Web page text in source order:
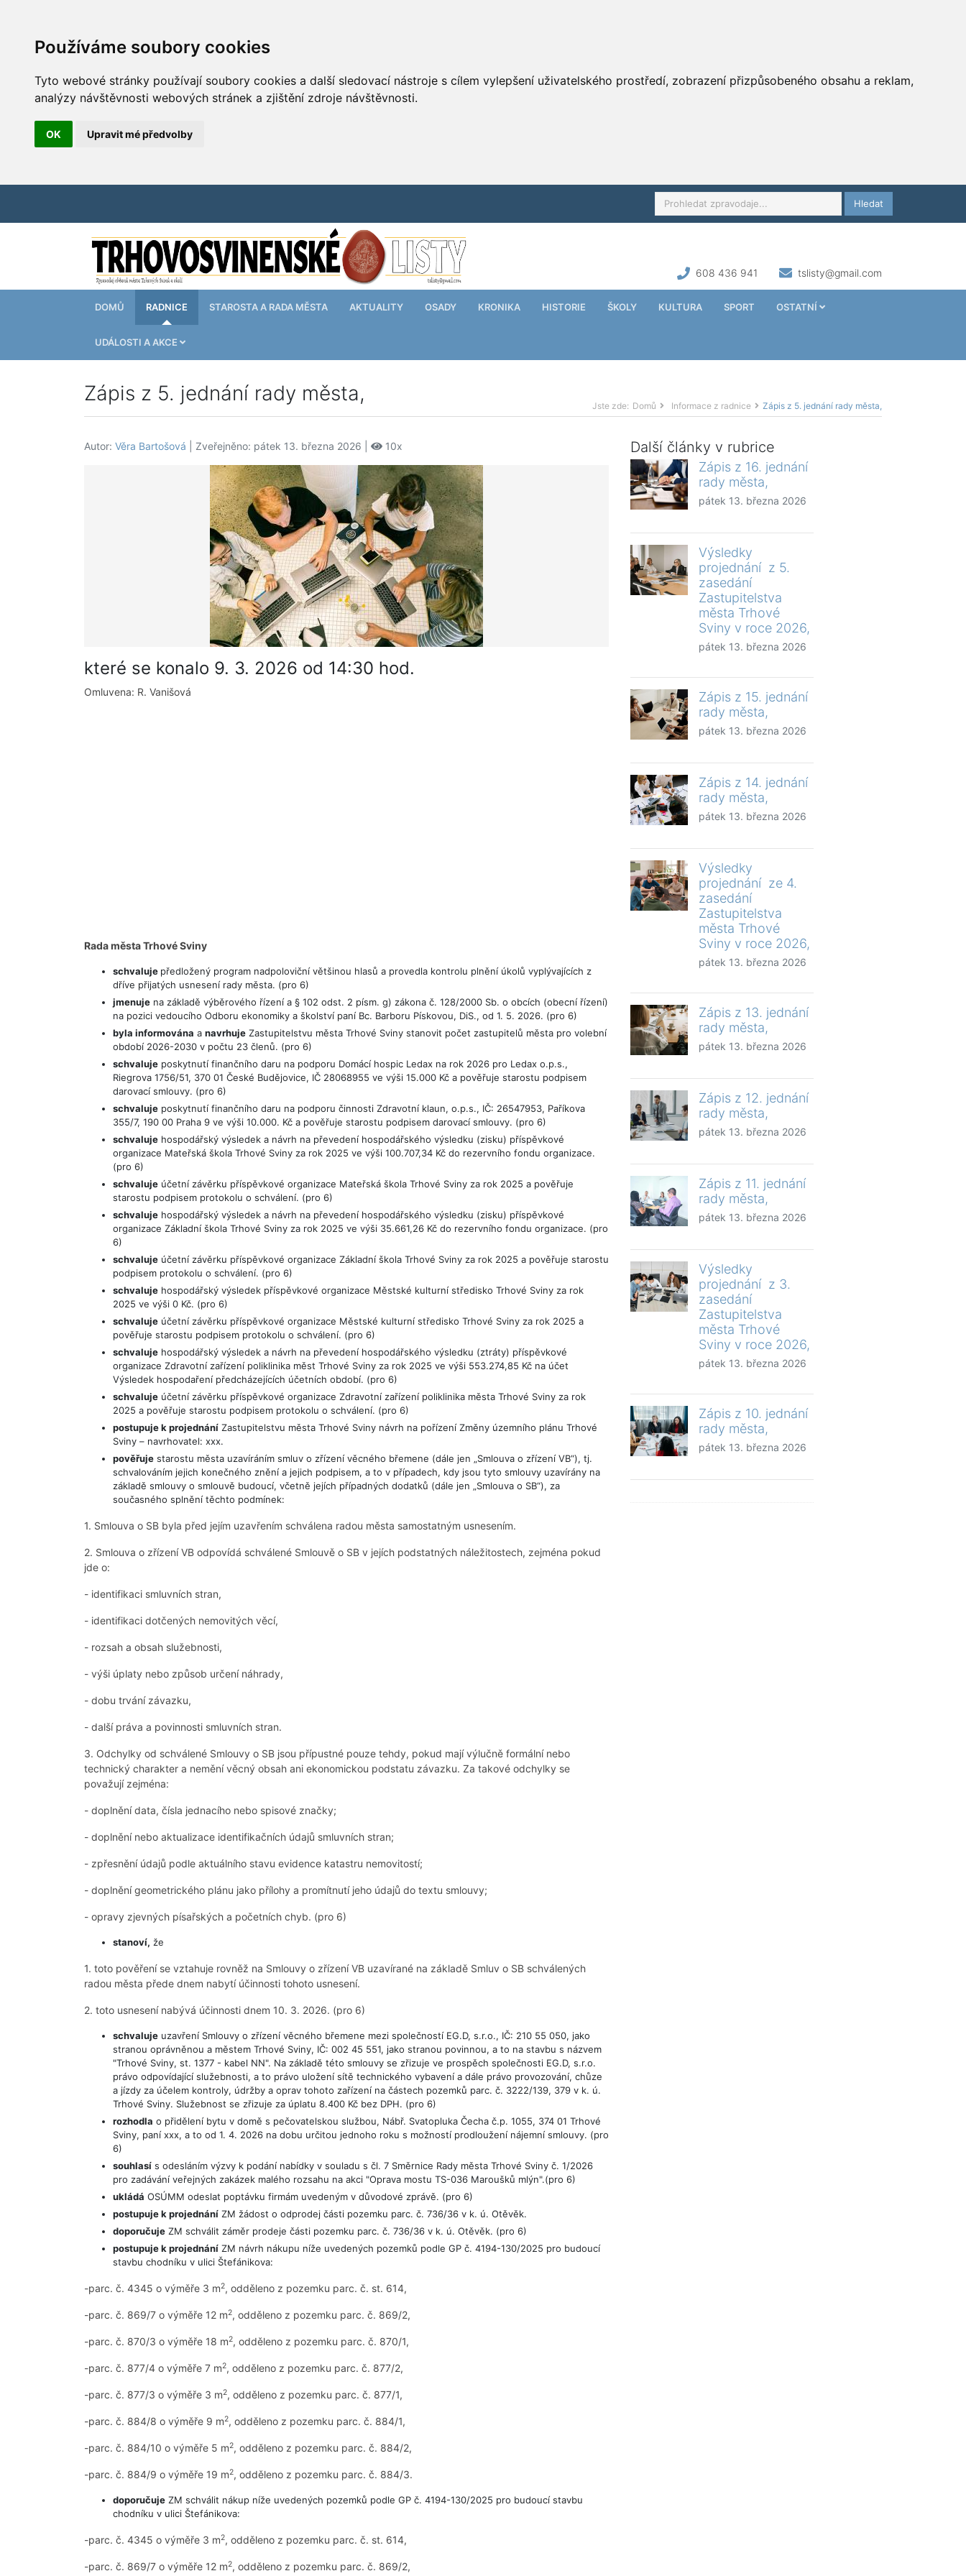
Používáme soubory cookies
Tyto webové stránky používají soubory cookies a další sledovací nástroje s cílem vylepšení uživatelského prostředí, zobrazení přizpůsobeného obsahu a reklam,
analýzy návštěvnosti webových stránek a zjištění zdroje návštěvnosti.
OK Upravit mé předvolby
Hledat
608 436 941 tslisty@gmail.com
DOMŮ RADNICE STAROSTA A RADA MĚSTA AKTUALITY OSADY KRONIKA HISTORIE ŠKOLY KULTURA SPORT OSTATNÍ
UDÁLOSTI A AKCE
Zápis z 5. jednání rady města,
Jste zde: Domů Informace z radnice Zápis z 5. jednání rady města,
Autor: Věra Bartošová | Zveřejněno: pátek 13. března 2026 | 10x
které se konalo 9. 3. 2026 od 14:30 hod.
Omluvena: R. Vanišová
Rada města Trhové Sviny
schvaluje předložený program nadpoloviční většinou hlasů a provedla kontrolu plnění úkolů vyplývajících z
dříve přijatých usnesení rady města. (pro 6)
jmenuje na základě výběrového řízení a § 102 odst. 2 písm. g) zákona č. 128/2000 Sb. o obcích (obecní řízení)
na pozici vedoucího Odboru ekonomiky a školství paní Bc. Barboru Pískovou, DiS., od 1. 5. 2026. (pro 6)
byla informována a navrhuje Zastupitelstvu města Trhové Sviny stanovit počet zastupitelů města pro volební
období 2026-2030 v počtu 23 členů. (pro 6)
schvaluje poskytnutí finančního daru na podporu Domácí hospic Ledax na rok 2026 pro Ledax o.p.s.,
Riegrova 1756/51, 370 01 České Budějovice, IČ 28068955 ve výši 15.000 Kč a pověřuje starostu podpisem
darovací smlouvy. (pro 6)
schvaluje poskytnutí finančního daru na podporu činnosti Zdravotní klaun, o.p.s., IČ: 26547953, Paříkova
355/7, 190 00 Praha 9 ve výši 10.000. Kč a pověřuje starostu podpisem darovací smlouvy. (pro 6)
schvaluje hospodářský výsledek a návrh na převedení hospodářského výsledku (zisku) příspěvkové
organizace Mateřská škola Trhové Sviny za rok 2025 ve výši 100.707,34 Kč do rezervního fondu organizace.
(pro 6)
schvaluje účetní závěrku příspěvkové organizace Mateřská škola Trhové Sviny za rok 2025 a pověřuje
starostu podpisem protokolu o schválení. (pro 6)
schvaluje hospodářský výsledek a návrh na převedení hospodářského výsledku (zisku) příspěvkové
organizace Základní škola Trhové Sviny za rok 2025 ve výši 35.661,26 Kč do rezervního fondu organizace. (pro
6)
schvaluje účetní závěrku příspěvkové organizace Základní škola Trhové Sviny za rok 2025 a pověřuje starostu
podpisem protokolu o schválení. (pro 6)
schvaluje hospodářský výsledek příspěvkové organizace Městské kulturní středisko Trhové Sviny za rok
2025 ve výši 0 Kč. (pro 6)
schvaluje účetní závěrku příspěvkové organizace Městské kulturní středisko Trhové Sviny za rok 2025 a
pověřuje starostu podpisem protokolu o schválení. (pro 6)
schvaluje hospodářský výsledek a návrh na převedení hospodářského výsledku (ztráty) příspěvkové
organizace Zdravotní zařízení poliklinika měst Trhové Sviny za rok 2025 ve výši 553.274,85 Kč na účet
Výsledek hospodaření předcházejících účetních období. (pro 6)
schvaluje účetní závěrku příspěvkové organizace Zdravotní zařízení poliklinika města Trhové Sviny za rok
2025 a pověřuje starostu podpisem protokolu o schválení. (pro 6)
postupuje k projednání Zastupitelstvu města Trhové Sviny návrh na pořízení Změny územního plánu Trhové
Sviny – navrhovatel: xxx.
pověřuje starostu města uzavíráním smluv o zřízení věcného břemene (dále jen „Smlouva o zřízení VB“), tj.
schvalováním jejich konečného znění a jejich podpisem, a to v případech, kdy jsou tyto smlouvy uzavírány na
základě smlouvy o smlouvě budoucí, včetně jejích případných dodatků (dále jen „Smlouva o SB“), za
současného splnění těchto podmínek:
1. Smlouva o SB byla před jejím uzavřením schválena radou města samostatným usnesením.
2. Smlouva o zřízení VB odpovídá schválené Smlouvě o SB v jejích podstatných náležitostech, zejména pokud
jde o:
- identifikaci smluvních stran,
- identifikaci dotčených nemovitých věcí,
- rozsah a obsah služebnosti,
- výši úplaty nebo způsob určení náhrady,
- dobu trvání závazku,
- další práva a povinnosti smluvních stran.
3. Odchylky od schválené Smlouvy o SB jsou přípustné pouze tehdy, pokud mají výlučně formální nebo
technický charakter a nemění věcný obsah ani ekonomickou podstatu závazku. Za takové odchylky se
považují zejména:
- doplnění data, čísla jednacího nebo spisové značky;
- doplnění nebo aktualizace identifikačních údajů smluvních stran;
- zpřesnění údajů podle aktuálního stavu evidence katastru nemovitostí;
- doplnění geometrického plánu jako přílohy a promítnutí jeho údajů do textu smlouvy;
- opravy zjevných písařských a početních chyb. (pro 6)
stanoví, že
1. toto pověření se vztahuje rovněž na Smlouvy o zřízení VB uzavírané na základě Smluv o SB schválených
radou města přede dnem nabytí účinnosti tohoto usnesení.
2. toto usnesení nabývá účinnosti dnem 10. 3. 2026. (pro 6)
schvaluje uzavření Smlouvy o zřízení věcného břemene mezi společností EG.D, s.r.o., IČ: 210 55 050, jako
stranou oprávněnou a městem Trhové Sviny, IČ: 002 45 551, jako stranou povinnou, a to na stavbu s názvem
"Trhové Sviny, st. 1377 - kabel NN". Na základě této smlouvy se zřizuje ve prospěch společnosti EG.D, s.r.o.
právo odpovídající služebnosti, a to právo uložení sítě technického vybavení a dále právo provozování, chůze
a jízdy za účelem kontroly, údržby a oprav tohoto zařízení na částech pozemků parc. č. 3222/139, 379 v k. ú.
Trhové Sviny. Služebnost se zřizuje za úplatu 8.400 Kč bez DPH. (pro 6)
rozhodla o přidělení bytu v domě s pečovatelskou službou, Nábř. Svatopluka Čecha č.p. 1055, 374 01 Trhové
Sviny, paní xxx, a to od 1. 4. 2026 na dobu určitou jednoho roku s možností prodloužení nájemní smlouvy. (pro
6)
souhlasí s odesláním výzvy k podání nabídky v souladu s čl. 7 Směrnice Rady města Trhové Sviny č. 1/2026
pro zadávání veřejných zakázek malého rozsahu na akci "Oprava mostu TS-036 Maroušků mlýn".(pro 6)
ukládá OSÚMM odeslat poptávku firmám uvedeným v důvodové zprávě. (pro 6)
postupuje k projednání ZM žádost o odprodej části pozemku parc. č. 736/36 v k. ú. Otěvěk.
doporučuje ZM schválit záměr prodeje části pozemku parc. č. 736/36 v k. ú. Otěvěk. (pro 6)
postupuje k projednání ZM návrh nákupu níže uvedených pozemků podle GP č. 4194-130/2025 pro budoucí
stavbu chodníku v ulici Štefánikova:
-parc. č. 4345 o výměře 3 m2, odděleno z pozemku parc. č. st. 614,
-parc. č. 869/7 o výměře 12 m2, odděleno z pozemku parc. č. 869/2,
-parc. č. 870/3 o výměře 18 m2, odděleno z pozemku parc. č. 870/1,
-parc. č. 877/4 o výměře 7 m2, odděleno z pozemku parc. č. 877/2,
-parc. č. 877/3 o výměře 3 m2, odděleno z pozemku parc. č. 877/1,
-parc. č. 884/8 o výměře 9 m2, odděleno z pozemku parc. č. 884/1,
-parc. č. 884/10 o výměře 5 m2, odděleno z pozemku parc. č. 884/2,
-parc. č. 884/9 o výměře 19 m2, odděleno z pozemku parc. č. 884/3.
doporučuje ZM schválit nákup níže uvedených pozemků podle GP č. 4194-130/2025 pro budoucí stavbu
chodníku v ulici Štefánikova:
-parc. č. 4345 o výměře 3 m2, odděleno z pozemku parc. č. st. 614,
-parc. č. 869/7 o výměře 12 m2, odděleno z pozemku parc. č. 869/2,
Další články v rubrice
Zápis z 16. jednání
rady města,
pátek 13. března 2026
Výsledky
projednání z 5.
zasedání
Zastupitelstva
města Trhové
Sviny v roce 2026,
pátek 13. března 2026
Zápis z 15. jednání
rady města,
pátek 13. března 2026
Zápis z 14. jednání
rady města,
pátek 13. března 2026
Výsledky
projednání ze 4.
zasedání
Zastupitelstva
města Trhové
Sviny v roce 2026,
pátek 13. března 2026
Zápis z 13. jednání
rady města,
pátek 13. března 2026
Zápis z 12. jednání
rady města,
pátek 13. března 2026
Zápis z 11. jednání
rady města,
pátek 13. března 2026
Výsledky
projednání z 3.
zasedání
Zastupitelstva
města Trhové
Sviny v roce 2026,
pátek 13. března 2026
Zápis z 10. jednání
rady města,
pátek 13. března 2026